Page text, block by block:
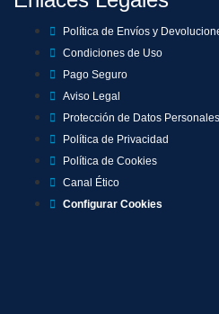
Política de Envíos y
Condiciones de Uso
Pago Seguro
Aviso Legal
Protección de Datos Personales
Política de Privacidad
Política de Cookies
Canal Ético
Configurar Cookies